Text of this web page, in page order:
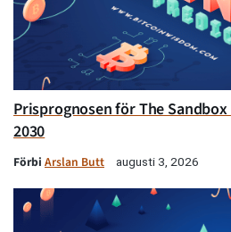
Prisprognosen för The Sandbox
2030
Förbi Arslan Butt augusti 3, 2026